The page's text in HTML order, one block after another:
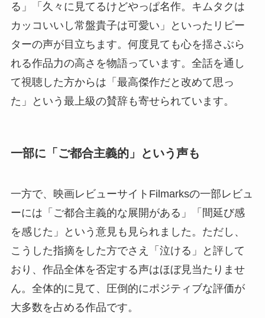
る」「久々に見てるけどやっぱ名作。キムタクは
カッコいいし常盤貴子は可愛い」といったリピー
ターの声が目立ちます。何度見ても心を揺さぶら
れる作品力の高さを物語っています。全話を通し
て視聴した方からは「最高傑作だと改めて思っ
た」という最上級の賛辞も寄せられています。
一部に「ご都合主義的」という声も
一方で、映画レビューサイトFilmarksの一部レビュ
ーには「ご都合主義的な展開がある」「間延び感
を感じた」という意見も見られました。ただし、
こうした指摘をした方でさえ「泣ける」と評して
おり、作品全体を否定する声はほぼ見当たりませ
ん。全体的に見て、圧倒的にポジティブな評価が
大多数を占める作品です。